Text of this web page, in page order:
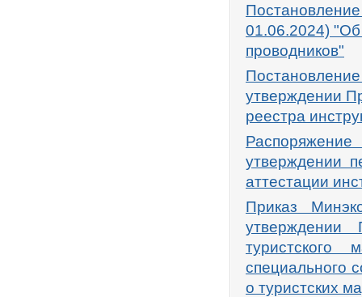
01.06.2024) "Об
проводников"
утверждении
реестра
утверждении
аттестации
Приказ
утверждении
специального
о туристских